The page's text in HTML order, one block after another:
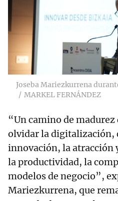
Joseba Mariezkurrena
MARKEL FERNÁNDEZ
“Un camino de
olvidar la digitalización,
innovación, la atracción
la productividad, la
modelos de negocio”,
Mariezkurrena, que